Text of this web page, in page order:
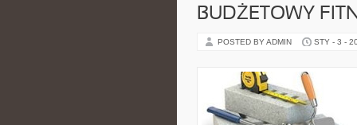
BUDŻETOWY
POSTED BY ADMIN STY - 3 -